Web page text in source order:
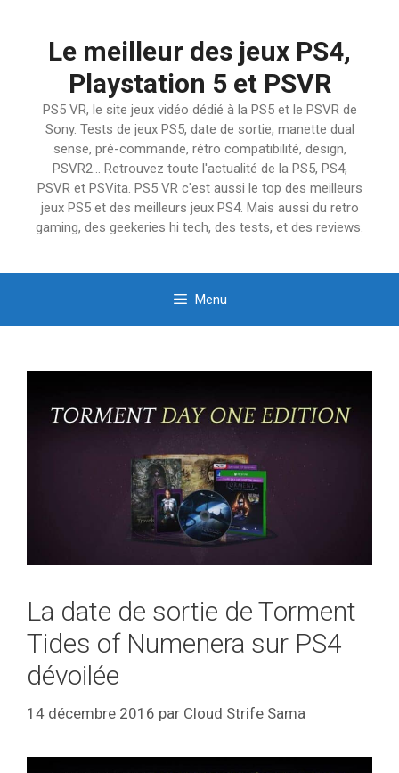
Le meilleur des jeux PS4,
Playstation 5 et PSVR
PS5 VR, le site jeux vidéo dédié à la PS5 et le PSVR de
Sony. Tests de jeux PS5, date de sortie, manette dual
sense, pré-commande, rétro compatibilité, design,
PSVR2… Retrouvez toute l'actualité de la PS5, PS4,
PSVR et PSVita. PS5 VR c'est aussi le top des meilleurs
jeux PS5 et des meilleurs jeux PS4. Mais aussi du retro
gaming, des geekeries hi tech, des tests, et des reviews.
Menu
La date de sortie de Torment
Tides of Numenera sur PS4
dévoilée
14 décembre 2016 par Cloud Strife Sama